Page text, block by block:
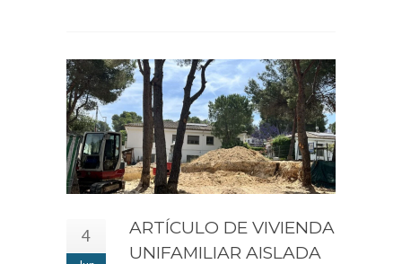
4
ARTÍCULO DE VIVIENDA
UNIFAMILIAR AISLADA